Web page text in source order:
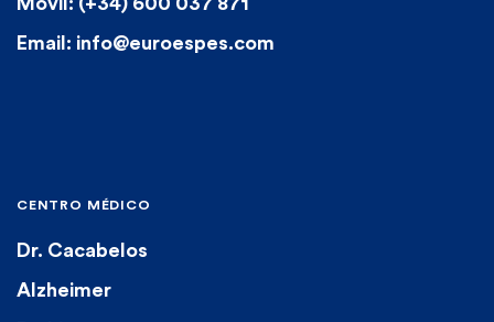
Email: info@euroespes.com
CENTRO MÉDICO
Dr. Cacabelos
Alzheimer